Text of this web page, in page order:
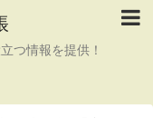
つ情報を提供！